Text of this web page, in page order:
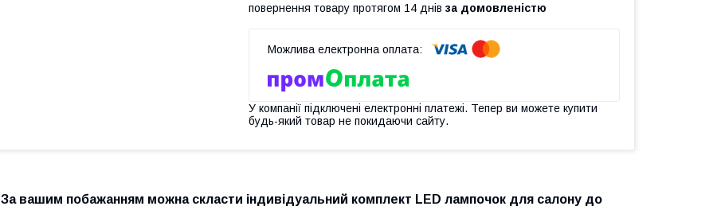
повернення товару протягом 14 днів за домовленістю
У компанії підключені електронні платежі. Тепер ви можете купити
будь-який товар не покидаючи сайту.
За вашим побажанням можна скласти індивідуальний комплект LED лампочок для салону до